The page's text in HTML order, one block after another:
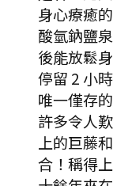
身心療癒
酸氫鈉鹽
後能放鬆
停留 2 小時
唯一僅存
許多令人
上的巨藤
合！稱得